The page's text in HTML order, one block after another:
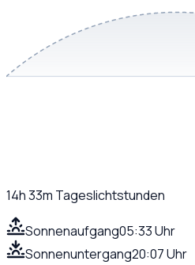
14h 33m Tageslichtstunden
Sonnenaufgang05:33 Uhr
Sonnenuntergang20:07 Uhr